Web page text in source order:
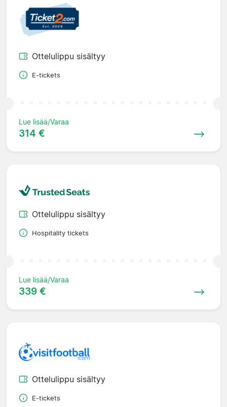
Ottelulippu sisältyy
E-tickets
Lue lisää/Varaa
314 €
Ottelulippu sisältyy
Hospitality tickets
Lue lisää/Varaa
339 €
Ottelulippu sisältyy
E-tickets